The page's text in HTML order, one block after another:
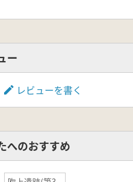
ー
レビューを書く
へのおすすめ